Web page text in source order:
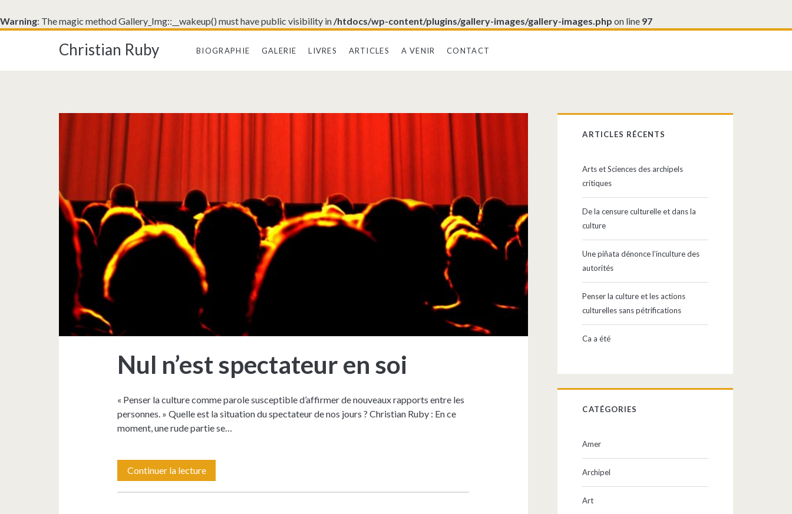
Warning: The magic method Gallery_Img::__wakeup() must have public visibility in /htdocs/wp-content/plugins/gallery-images/gallery-images.php on line 97
Christian Ruby BIOGRAPHIE GALERIE LIVRES ARTICLES A VENIR CONTACT
<span>soi</span>
Nul n’est spectateur en soi
« Penser la culture comme parole susceptible d’affirmer de nouveaux rapports entre les
personnes. » Quelle est la situation du spectateur de nos jours ? Christian Ruby : En ce
moment, une rude partie se…
Continuer la lectureNul
n’est
Barre
principale
ARTICLES RÉCENTS
Arts et Sciences des archipels
critiques
De la censure culturelle et dans la
culture
Une piñata dénonce l’inculture des
autorités
Penser la culture et les actions
culturelles sans pétrifications
Ca a été
CATÉGORIES
Amer
Archipel
Art